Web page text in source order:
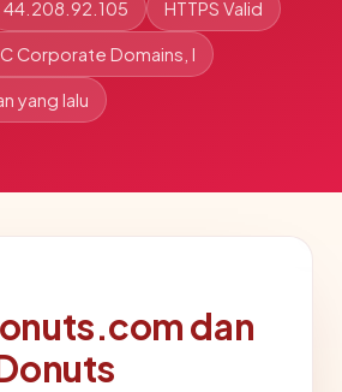
44.208.92.105 HTTPS Valid
Corporate Domains, I
yang lalu
dan